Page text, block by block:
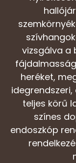
vizsgálva a
heréket,
idegrendszeri,
teljes körű
színes
endoszkóp